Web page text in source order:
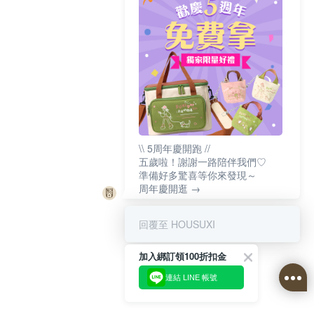
\\ 5周年慶開跑 //
五歲啦！謝謝一路陪伴我們♡
準備好多驚喜等你來發現～
周年慶開逛 →
回覆至 HOUSUXI
加入綁訂領100折扣金
連結 LINE 帳號